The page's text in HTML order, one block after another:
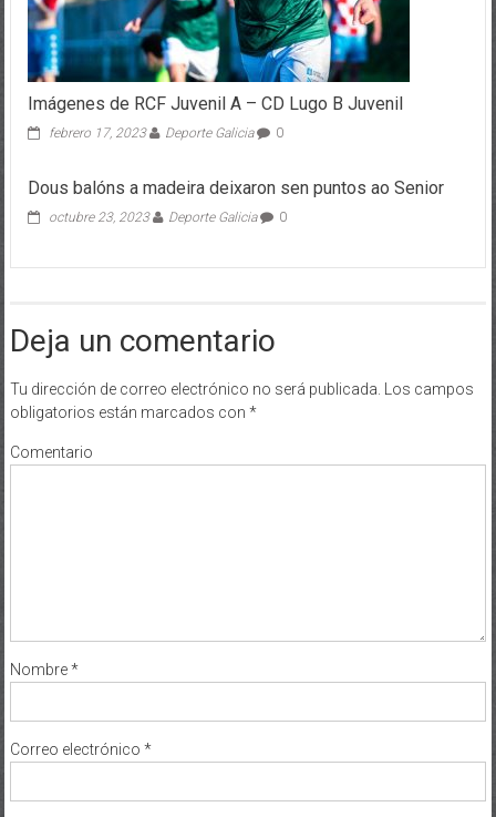
Imágenes de RCF Juvenil A – CD Lugo B Juvenil
febrero 17, 2023 Deporte Galicia 0
Dous balóns a madeira deixaron sen puntos ao Senior
octubre 23, 2023 Deporte Galicia 0
Deja un comentario
Tu dirección de correo electrónico no será publicada.
Los campos
obligatorios están marcados con *
Comentario
Nombre*
Correo electrónico *